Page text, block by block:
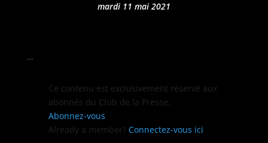
mardi 11 mai 2021
…
Ce con­tenu est exclu­sive­ment réservé aux
abon­nés du Club de la Presse.
Abon­nez-vous
Already a mem­ber? Con­nectez-vous ici